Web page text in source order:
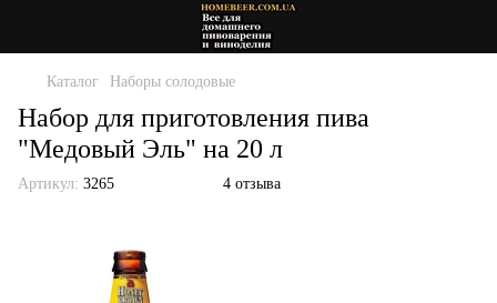
Каталог Наборы солодовые
Набор для приготовления пива
"Медовый Эль" на 20 л
Артикул: 3265 4 отзыва